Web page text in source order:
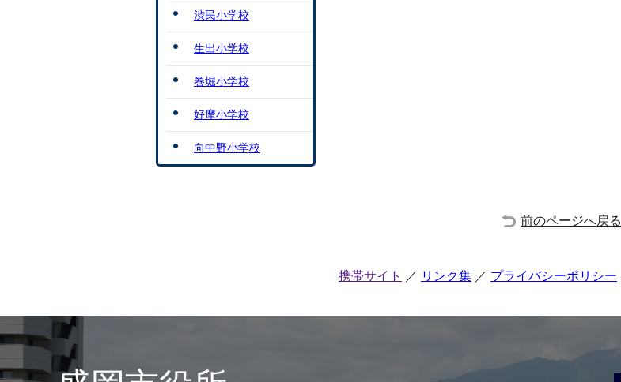
渋民小学校
生出小学校
巻堀小学校
好摩小学校
向中野小学校
前のページへ戻る
携帯サイト リンク集 プライバシーポリシー